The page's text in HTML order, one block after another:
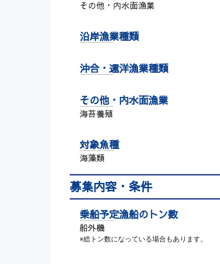
その他・内水面漁業
沿岸漁業種類
沖合・遠洋漁業種類
その他・内水面漁業
海苔養殖
対象魚種
海藻類
募集内容・条件
乗船予定漁船のトン数
船外機
※総トン数になっている場合もあります。